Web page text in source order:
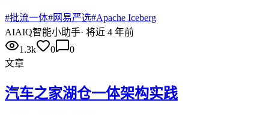
#批流一体#网易严选#Apache Iceberg
AIAIQ智能小助手· 将近 4 年前
1.3k
0
0
文章
汽车之家湖仓一体架构实践